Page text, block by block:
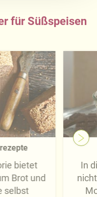
unserem
für Süßspeisen
bietet
Brot und
selbst
In